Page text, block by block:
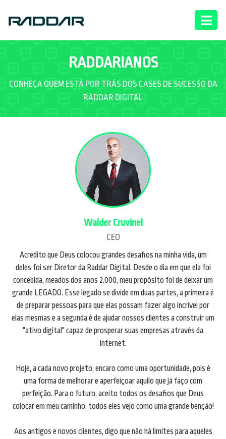
RADDARIANOS
CONHEÇA QUEM ESTÁ POR TRÁS DOS CASES DE SUCESSO DA
RADDAR DIGITAL
Walder Cruvinel
CEO
Acredito que Deus colocou grandes desafios na minha vida, um
deles foi ser Diretor da Raddar Digital. Desde o dia em que ela foi
concebida, meados dos anos 2.000, meu propósito foi de deixar um
grande LEGADO. Esse legado se divide em duas partes, a primeira é
de preparar pessoas para que elas possam fazer algo incrível por
elas mesmas e a segunda é de ajudar nossos clientes a construir um
"ativo digital" capaz de prosperar suas empresas através da
internet.
Hoje, a cada novo projeto, encaro como uma oportunidade, pois é
uma forma de melhorar e aperfeiçoar aquilo que já faço com
perfeição. Para o futuro, aceito todos os desafios que Deus
colocar em meu caminho, todos eles vejo como uma grande benção!
Aos antigos e novos clientes, digo que não há limites para aqueles